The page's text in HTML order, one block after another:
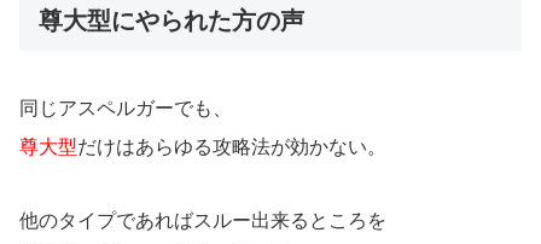
尊大型にやられた方の声
同じアスペルガーでも、
尊大型だけはあらゆる攻略法が効かない。
他のタイプであればスルー出来るところを